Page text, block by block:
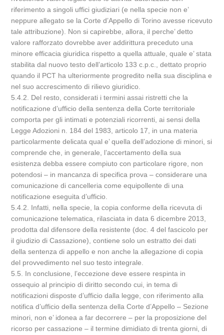
riferimento a singoli uffici giudiziari (e nella specie non e’
neppure allegato se la Corte d’Appello di Torino avesse ricevuto
tale attribuzione). Non si capirebbe, allora, il perche’ detto
valore rafforzato dovrebbe aver addirittura preceduto una
minore efficacia giuridica rispetto a quella attuale, quale e’ stata
stabilita dal nuovo testo dell’articolo 133 c.p.c., dettato proprio
quando il PCT ha ulteriormente progredito nella sua disciplina e
nel suo accrescimento di rilievo giuridico.
5.4.2. Del resto, considerati i termini assai ristretti che la
notificazione d’ufficio della sentenza della Corte territoriale
comporta per gli intimati e potenziali ricorrenti, ai sensi della
Legge Adozioni n. 184 del 1983, articolo 17, in una materia
particolarmente delicata qual e’ quella dell’adozione di minori, si
comprende che, in generale, l’accertamento della sua
esistenza debba essere compiuto con particolare rigore, non
potendosi – in mancanza di specifica prova – considerare una
comunicazione di cancelleria come equipollente di una
notificazione eseguita d’ufficio.
5.4.2. Infatti, nella specie, la copia conforme della ricevuta di
comunicazione telematica, rilasciata in data 6 dicembre 2013,
prodotta dal difensore della resistente (doc. 4 del fascicolo per
il giudizio di Cassazione), contiene solo un estratto dei dati
della sentenza di appello e non anche la allegazione di copia
del provvedimento nel suo testo integrale.
5.5. In conclusione, l’eccezione deve essere respinta in
ossequio al principio di diritto secondo cui, in tema di
notificazioni disposte d’ufficio dalla legge, con riferimento alla
notifica d’ufficio della sentenza della Corte d’Appello – Sezione
minori, non e’ idonea a far decorrere – per la proposizione del
ricorso per cassazione – il termine dimidiato di trenta giorni, di